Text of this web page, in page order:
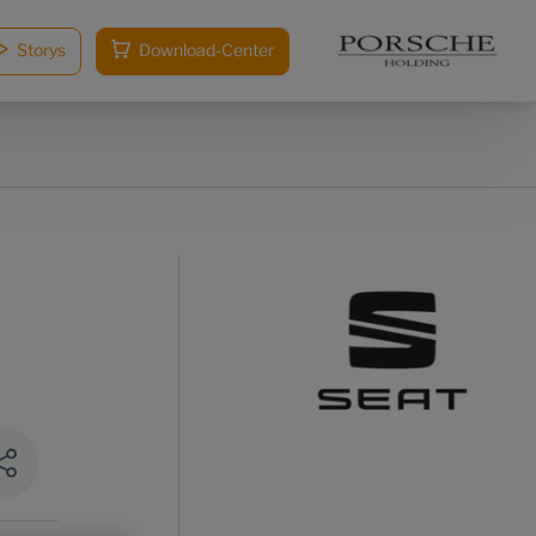
Storys Download-Center